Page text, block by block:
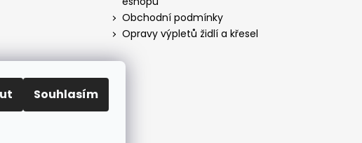
Souhlasím
Obchodní podmínky
Opravy výpletů židlí a křesel